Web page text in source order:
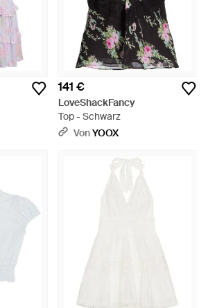
141 €
LoveShackFancy
Top - Schwarz
VonYOOX